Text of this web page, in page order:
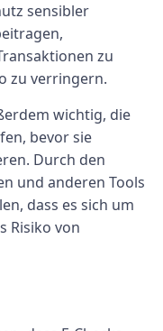
sensibler
zu
zu verringern.
wichtig, die
bevor sie
Durch den
und anderen Tools
dass es sich um
Risiko von